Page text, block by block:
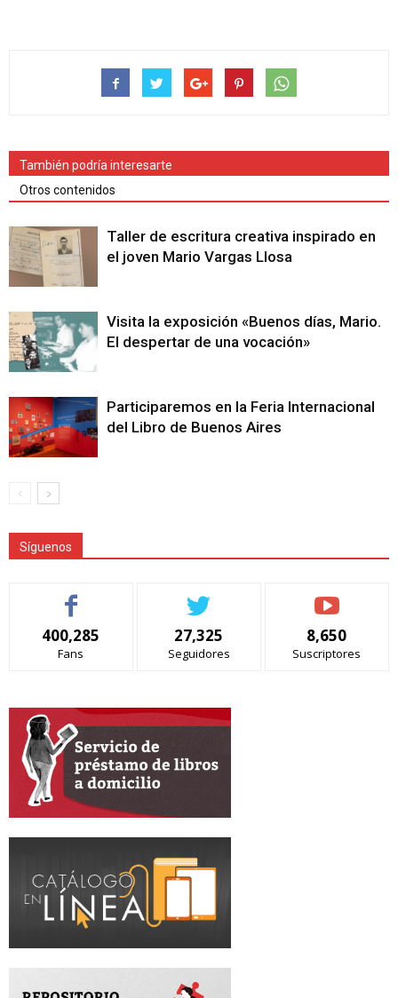
También podría interesarte
Otros contenidos
Taller de escritura creativa inspirado en
el joven Mario Vargas Llosa
Visita la exposición «Buenos días, Mario.
El despertar de una vocación»
Participaremos en la Feria Internacional
del Libro de Buenos Aires
Síguenos
400,285
Fans
27,325
Seguidores
8,650
Suscriptores